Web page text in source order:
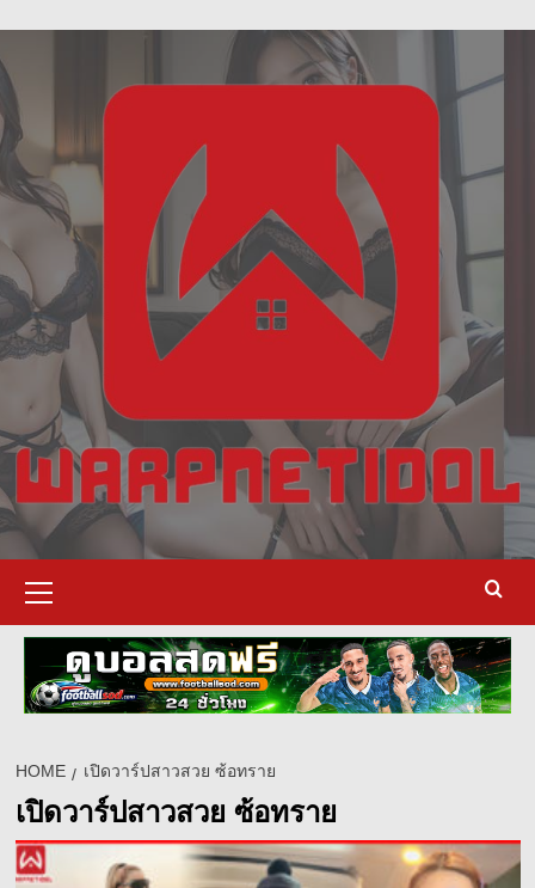
ฝัน
เห็น
to
content
Menu
HOME เปิดวาร์ปสาวสวย ซ้อทราย
เปิดวาร์ปสาวสวย ซ้อทราย